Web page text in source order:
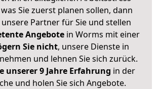
Sie zuerst planen sollen, dann
Partner für Sie und stellen
Angebote in Worms mit einer
Sie nicht, unsere Dienste in
und lehnen Sie sich zurück.
unserer 9 Jahre Erfahrung in der
und holen Sie sich Angebote.